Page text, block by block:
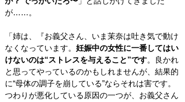
が……。
「姉は、『お義父さん、いま茉奈は吐き気で動け
なくなっています。 妊娠中の女性に一番してはい
けないのは“ストレスを与えること”です。良かれ
と思ってやっているのかもしれませんが、結果的
に“母体の調子を崩している”ならそれは害です。
つわりが悪化している原因の一つが、お義父さん